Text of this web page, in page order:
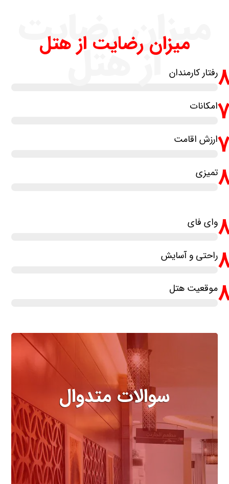
میزان رضایت
از هتل
میزان رضایت از هتل
رفتار کارمندان
امکانات
ارزش اقامت
تمیزی
وای فای
راحتی و آسایش
موقعیت هتل
سوالات متدوال